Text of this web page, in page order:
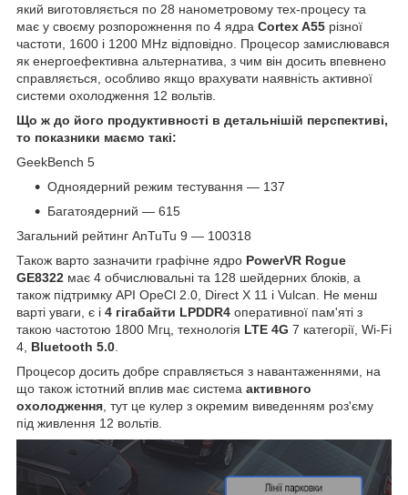
який виготовляється по 28 нанометровому тех-процесу та
має у своєму розпорожнення по 4 ядра Cortex A55 різної
частоти, 1600 і 1200 MHz відповідно. Процесор замислювався
як енергоефективна альтернатива, з чим він досить впевнено
справляється, особливо якщо врахувати наявність активної
системи охолодження 12 вольтів.
Що ж до його продуктивності в детальнішій перспективі,
то показники маємо такі:
GeekBench 5
Одноядерний режим тестування — 137
Багатоядерний — 615
Загальний рейтинг AnTuTu 9 — 100318
Також варто зазначити графічне ядро PowerVR Rogue
GE8322 має 4 обчислювальні та 128 шейдерних блоків, а
також підтримку API OpeCl 2.0, Direct X 11 і Vulcan. Не менш
варті уваги, є і 4 гігабайти LPDDR4 оперативної пам'яті з
такою частотою 1800 Мгц, технологія LTE 4G 7 категорії, Wi-Fi
4, Bluetooth 5.0
Процесор досить добре справляється з навантаженнями, на
що також істотний вплив має система активного
охолодження , тут це кулер з окремим виведенням роз'єму
під живлення 12 вольтів.